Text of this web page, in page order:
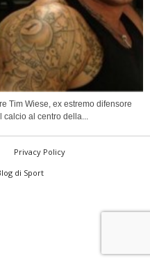
Tim Wiese, ex estremo difensore
calcio al centro della...
Privacy Policy
di Sport